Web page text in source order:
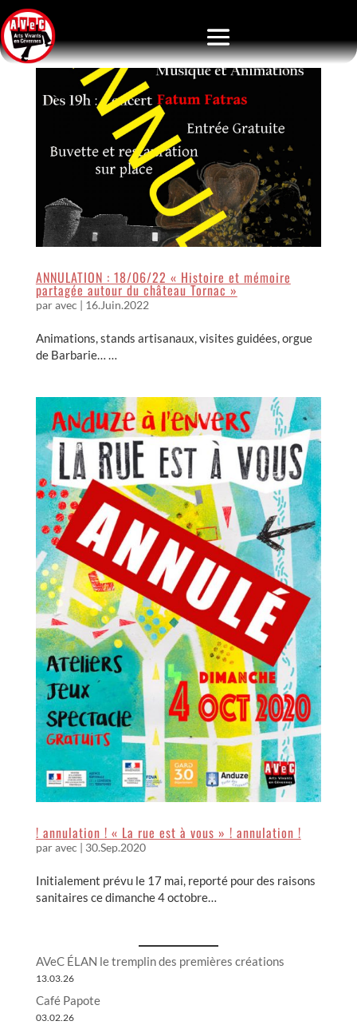
ANNULATION : 18/06/22 « Histoire et mémoire
partagée autour du château Tornac »
paravec | 16.Juin.2022
Animations, stands artisanaux, visites guidées, orgue
de Barbarie… …
! annulation ! « La rue est à vous » ! annulation !
paravec | 30.Sep.2020
Initialement prévu le 17 mai, reporté pour des raisons
sanitaires ce dimanche 4 octobre…
AVeC ÉLAN le tremplin des premières créations
13.03.26
Café Papote
03.02.26